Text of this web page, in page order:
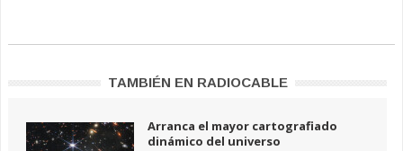
TAMBIÉN EN RADIOCABLE
Arranca el mayor cartografiado
dinámico del universo